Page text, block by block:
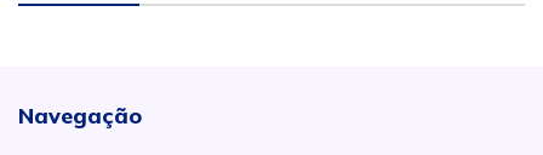
Navegação